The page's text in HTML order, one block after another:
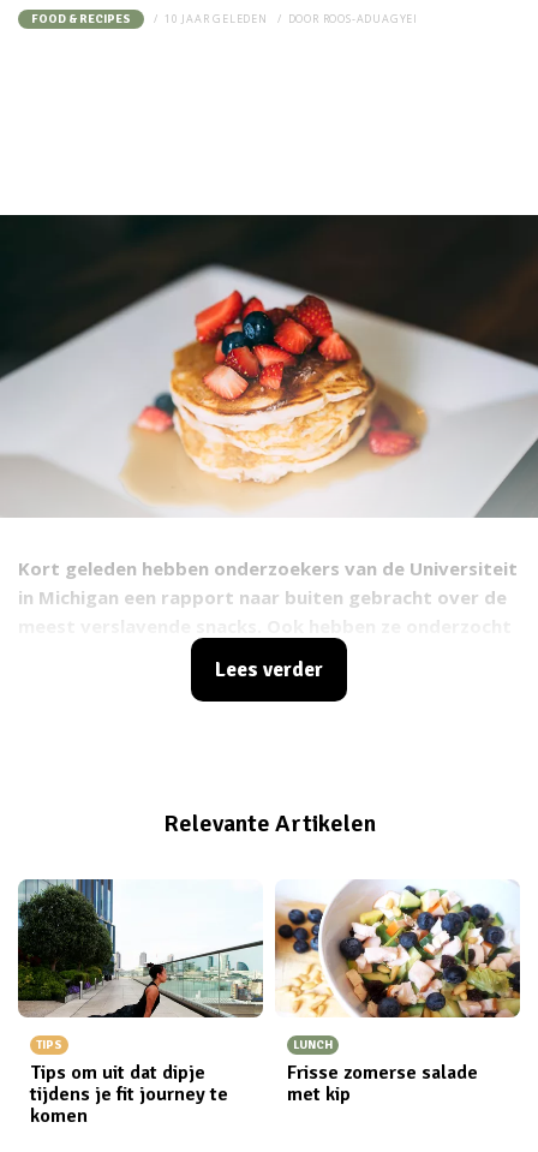
FOOD & RECIPES 10 JAAR GELEDEN DOOR ROOS-ADUAGYEI
Kort geleden hebben onderzoekers van de Universiteit
in Michigan een rapport naar buiten gebracht over de
wat deze snacks nou juist zo verslavend
maakt. Spoiler: Pizza staat op nummer één.
Lees verder
Relevante Artikelen
TIPS
Tips om uit dat dipje
tijdens je fit journey te
komen
LUNCH
Frisse zomerse salade
met kip